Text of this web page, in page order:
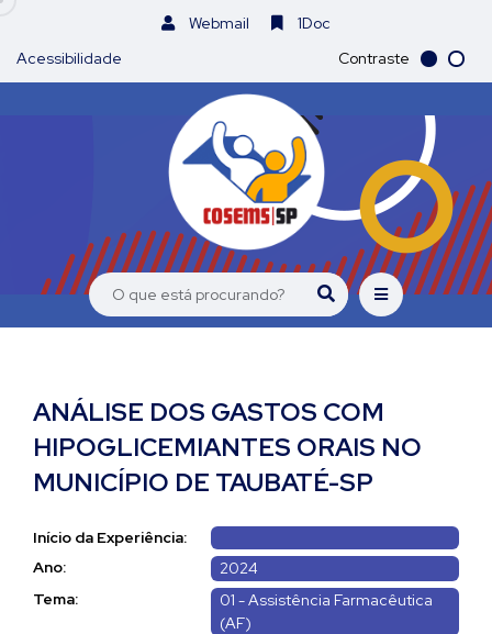
Webmail
1Doc
Acessibilidade
Contraste
ANÁLISE DOS GASTOS COM
HIPOGLICEMIANTES ORAIS NO
MUNICÍPIO DE TAUBATÉ-SP
Início da Experiência:
Ano:
2024
Tema:
01 - Assistência Farmacêutica
(AF)